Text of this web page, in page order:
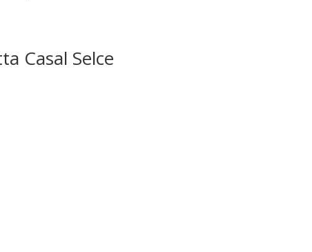
Casal Selce